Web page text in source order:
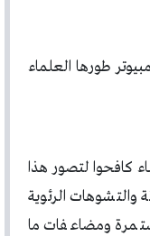
طورها العلماء
كافحوا لتصور هذا
الرئوية
ومضاعفات ما